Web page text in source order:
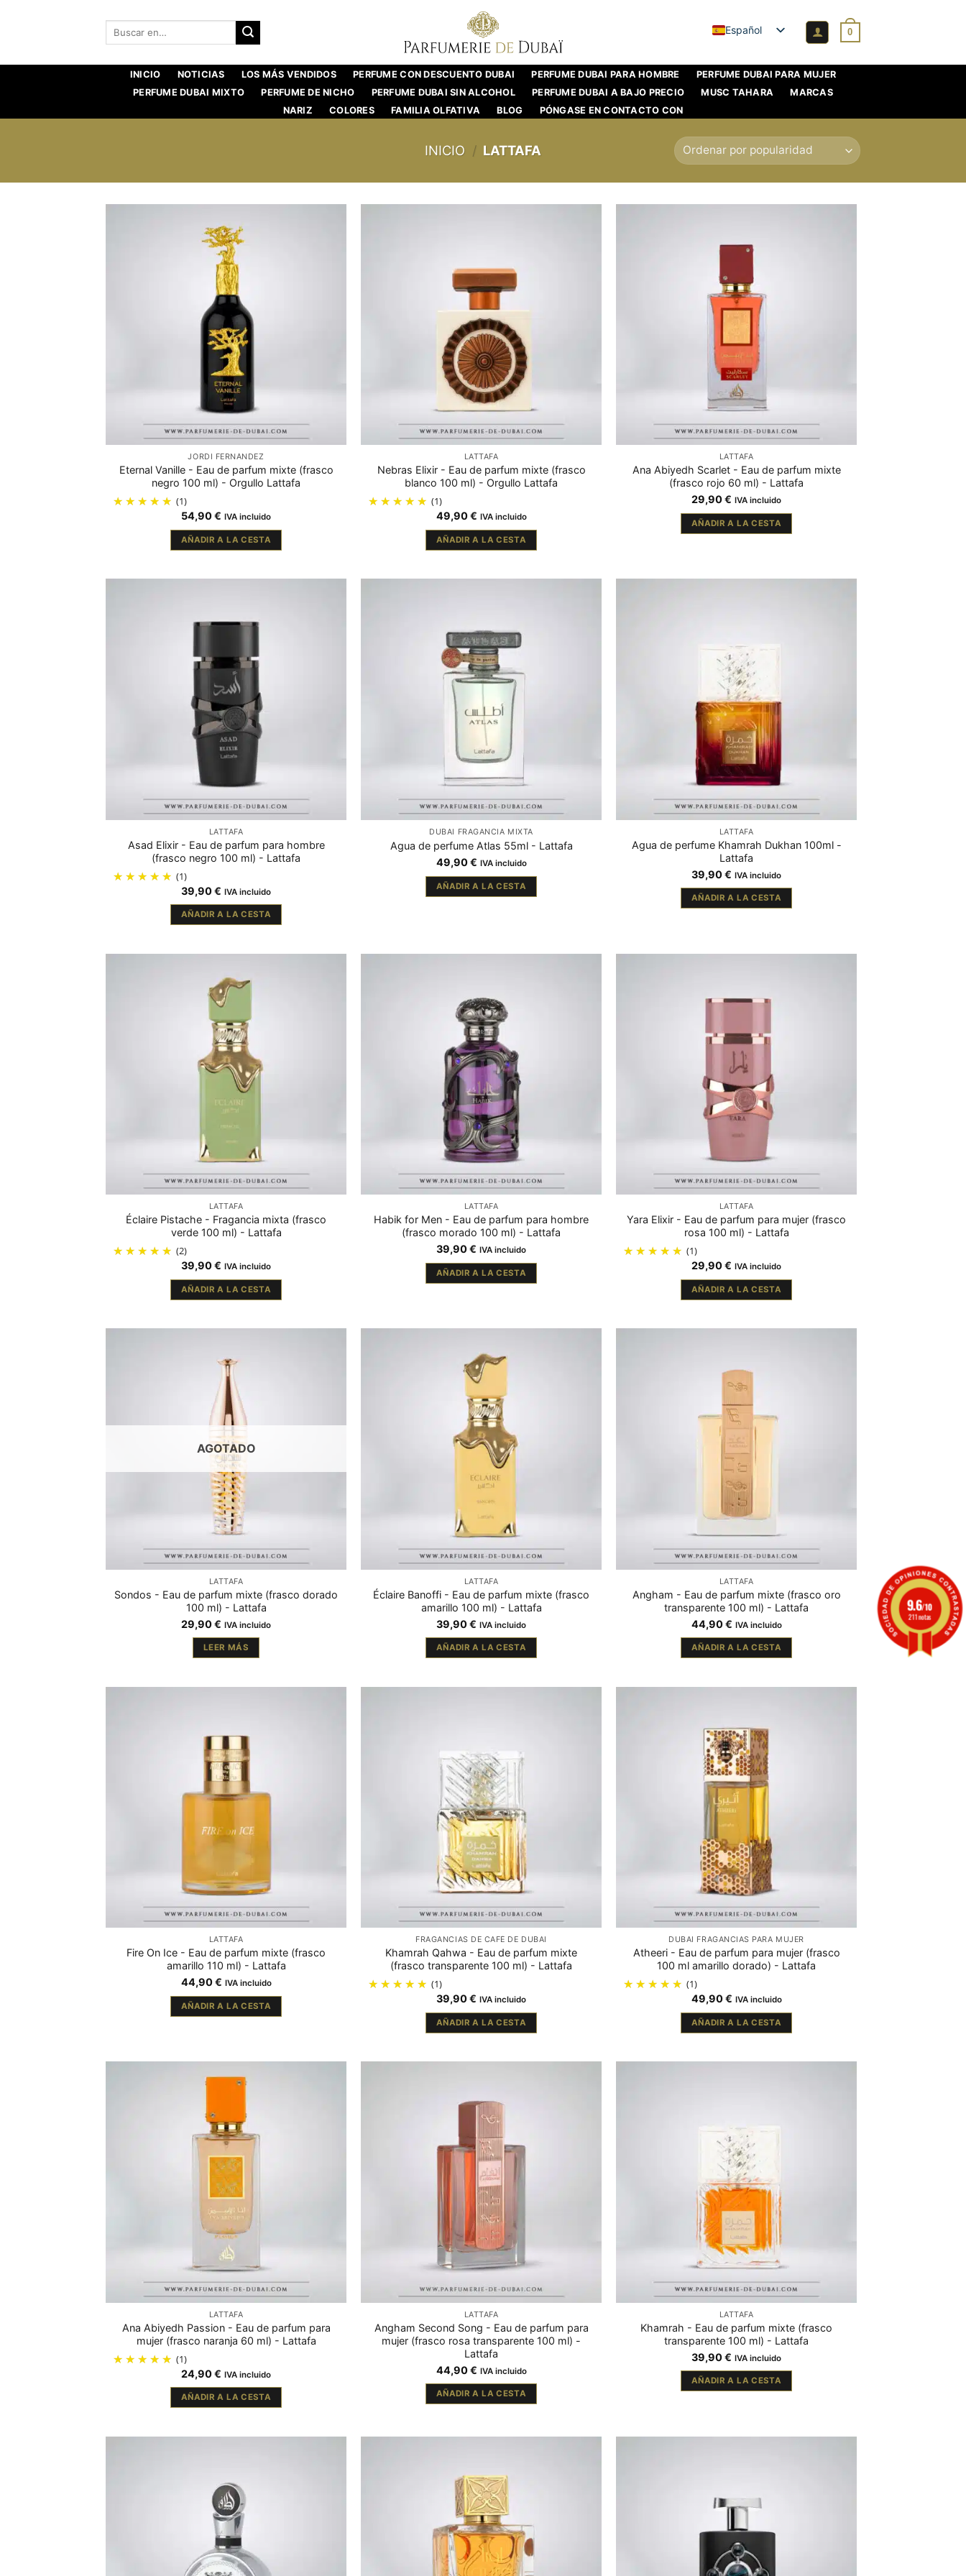
Buscar: Español 0
INICIO NOTICIAS LOS MÁS VENDIDOS PERFUME CON DESCUENTO DUBAI PERFUME DUBAI PARA HOMBRE
PERFUME DUBAI PARA MUJER
PERFUME DUBAI MIXTO
PERFUME DE NICHO PERFUME DUBAI SIN ALCOHOL PERFUME DUBAI A BAJO PRECIO MUSC TAHARA
MARCAS
NARIZ
COLORES FAMILIA OLFATIVA BLOG PÓNGASE EN CONTACTO CON
INICIO / LATTAFA
JORDI FERNÁNDEZ
Eternal Vanille - Eau de parfum mixte (frasco
negro 100 ml) - Orgullo Lattafa
(1)
54,90€ IVA incluido
AÑADIR A LA CESTA
LATTAFA
Nebras Elixir - Eau de parfum mixte (frasco
blanco 100 ml) - Orgullo Lattafa
(1)
49,90€ IVA incluido
AÑADIR A LA CESTA
LATTAFA
Ana Abiyedh Scarlet - Eau de parfum mixte
(frasco rojo 60 ml) - Lattafa
29,90€ IVA incluido
AÑADIR A LA CESTA
LATTAFA
Asad Elixir - Eau de parfum para hombre
(frasco negro 100 ml) - Lattafa
(1)
39,90€ IVA incluido
AÑADIR A LA CESTA
DUBAI FRAGANCIA MIXTA
Agua de perfume Atlas 55ml - Lattafa
49,90€ IVA incluido
AÑADIR A LA CESTA
LATTAFA
Agua de perfume Khamrah Dukhan 100ml -
Lattafa
39,90€ IVA incluido
AÑADIR A LA CESTA
LATTAFA
Éclaire Pistache - Fragancia mixta (frasco
verde 100 ml) - Lattafa
(2)
39,90€ IVA incluido
AÑADIR A LA CESTA
LATTAFA
Habik for Men - Eau de parfum para hombre
(frasco morado 100 ml) - Lattafa
39,90€ IVA incluido
AÑADIR A LA CESTA
LATTAFA
Yara Elixir - Eau de parfum para mujer (frasco
rosa 100 ml) - Lattafa
(1)
29,90€ IVA incluido
AÑADIR A LA CESTA
AGOTADO
LATTAFA
Sondos - Eau de parfum mixte (frasco dorado
100 ml) - Lattafa
29,90€ IVA incluido
LEER MÁS
LATTAFA
Éclaire Banoffi - Eau de parfum mixte (frasco
amarillo 100 ml) - Lattafa
39,90€ IVA incluido
AÑADIR A LA CESTA
LATTAFA
Angham - Eau de parfum mixte (frasco oro
transparente 100 ml) - Lattafa
44,90€ IVA incluido
AÑADIR A LA CESTA
LATTAFA
Fire On Ice - Eau de parfum mixte (frasco
amarillo 110 ml) - Lattafa
44,90€ IVA incluido
AÑADIR A LA CESTA
FRAGANCIAS DE CAFÉ DE DUBAI
Khamrah Qahwa - Eau de parfum mixte
(frasco transparente 100 ml) - Lattafa
(1)
39,90€ IVA incluido
AÑADIR A LA CESTA
DUBAI FRAGANCIAS PARA MUJER
Atheeri - Eau de parfum para mujer (frasco
100 ml amarillo dorado) - Lattafa
(1)
49,90€ IVA incluido
AÑADIR A LA CESTA
LATTAFA
Ana Abiyedh Passion - Eau de parfum para
mujer (frasco naranja 60 ml) - Lattafa
(1)
24,90€ IVA incluido
AÑADIR A LA CESTA
LATTAFA
Angham Second Song - Eau de parfum para
mujer (frasco rosa transparente 100 ml) -
Lattafa
44,90€ IVA incluido
AÑADIR A LA CESTA
LATTAFA
Khamrah - Eau de parfum mixte (frasco
transparente 100 ml) - Lattafa
39,90€ IVA incluido
AÑADIR A LA CESTA
9.6/10
211 notas